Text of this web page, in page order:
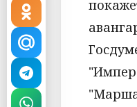
"Марша